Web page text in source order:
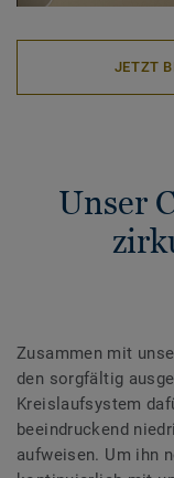
JETZT
Unser
Zusammen mit
den sorgfältig
Kreislaufsystem
beeindruckend
aufweisen. Um ihn